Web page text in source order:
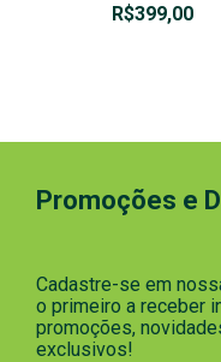
R$399,00
Promoções e
Cadastre-se em
o primeiro a receber
promoções,
exclusivos!